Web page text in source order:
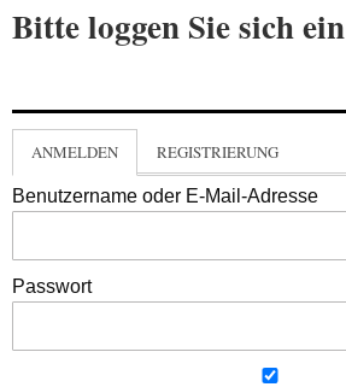
Bitte loggen Sie sich ein
ANMELDEN REGISTRIERUNG
Benutzername oder E-Mail-Adresse
Passwort